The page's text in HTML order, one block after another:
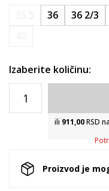
36 36 2/3
Izaberite količinu:
ili 911,00RSD
Proizvod je